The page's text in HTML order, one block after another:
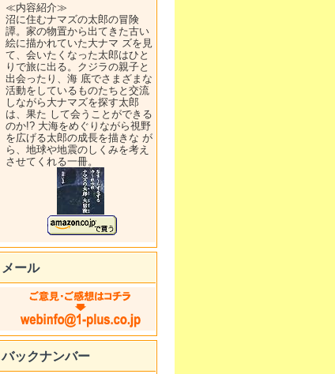
≪内容紹介≫
沼に住むナマズの太郎の冒険
譚。家の物置から出てきた古い
絵に描かれていた大ナマ ズを見
て、会いたくなった太郎はひと
りで旅に出る。クジラの親子と
出会ったり、海 底でさまざまな
活動をしているものたちと交流
しながら大ナマズを探す太郎
は、果た して会うことができる
のか!? 大海をめぐりながら視野
を広げる太郎の成長を描きな が
ら、地球や地震のしくみを考え
させてくれる一冊。
メール
バックナンバー